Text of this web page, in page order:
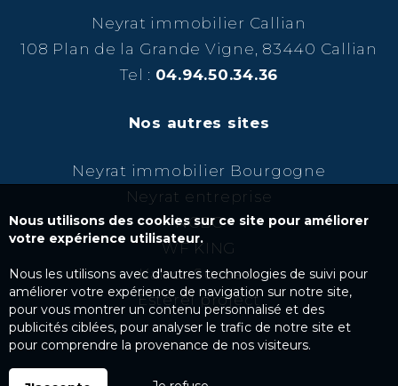
Neyrat immobilier Callian
108 Plan de la Grande Vigne, 83440 Callian
Tel : 04.94.50.34.36
Nos autres sites
Neyrat immobilier Bourgogne
Neyrat entreprise
NCBC
WF KING
Kairos Success
Esterel project
Nous utilisons des cookies sur ce site pour améliorer
votre expérience utilisateur.
Nous les utilisons avec d'autres technologies de suivi pour
améliorer votre expérience de navigation sur notre site,
pour vous montrer un contenu personnalisé et des
publicités ciblées, pour analyser le trafic de notre site et
pour comprendre la provenance de nos visiteurs.